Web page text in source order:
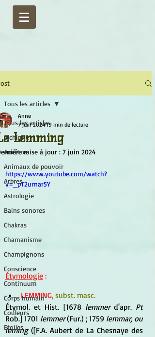
Tous les articles
Alchimie
Ancêtres
Animaux de pouvoir
Arbres
Astrologie
Bains sonores
Chakras
Chamanisme
Champignons
Conscience
Continuum
Corps humain
Couleurs
Etoiles
Tous les articles
Lemming
Anne
7 juin 2024 19 min de lecture
mise à jour : 7 juin 2024
https://www.youtube.com/watch?
v=_pT2urnar5Y
Étymologie :
LEMMING, subst. masc.
Étymol. et Hist. [1678 lemmer d'apr.
Pt
Rob.] 1701 lemmer (Fur.) ; 1759 lemmar, ou
leming ([F.A. Aubert de La Chesnaye des